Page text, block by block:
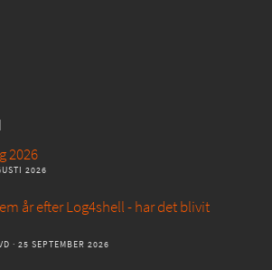
2026
2026
år efter Log4shell - har det blivit
· 25 SEPTEMBER 2026